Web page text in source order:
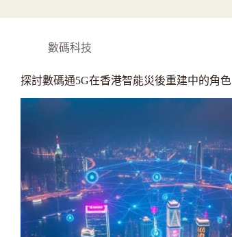
數碼科技
探討數碼通5G在香港智能災後重建中的角色